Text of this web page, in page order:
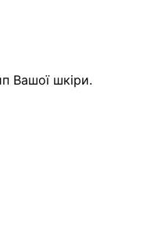
Вашої шкіри.